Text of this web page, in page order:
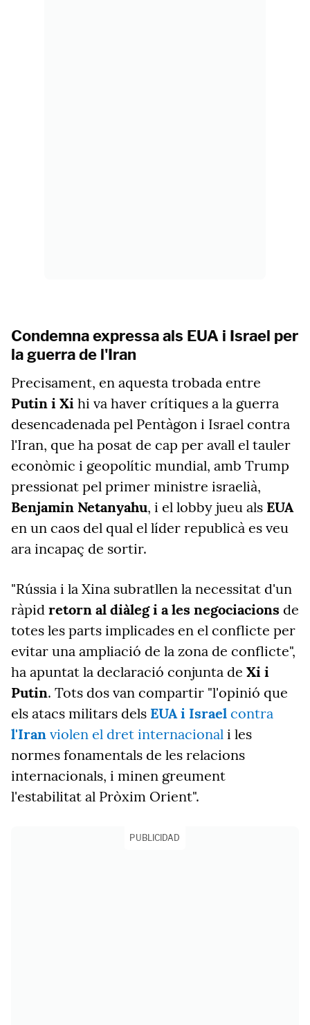
Condemna expressa als EUA i Israel per
la guerra de l'Iran
Precisament, en aquesta trobada entre
Putin i Xi hi va haver crítiques a la guerra
desencadenada pel Pentàgon i Israel contra
l'Iran, que ha posat de cap per avall el tauler
econòmic i geopolític mundial, amb Trump
pressionat pel primer ministre israelià,
Benjamin Netanyahu, i el lobby jueu als EUA
en un caos del qual el líder republicà es veu
ara incapaç de sortir.
"Rússia i la Xina subratllen la necessitat d'un
ràpid retorn al diàleg i a les negociacions de
totes les parts implicades en el conflicte per
evitar una ampliació de la zona de conflicte",
ha apuntat la declaració conjunta de Xi i
Putin. Tots dos van compartir "l'opinió que
els atacs militars dels EUA i Israel contra
l'Iran violen el dret internacional i les
normes fonamentals de les relacions
internacionals, i minen greument
l'estabilitat al Pròxim Orient".
PUBLICIDAD